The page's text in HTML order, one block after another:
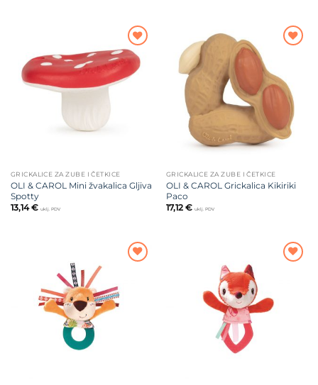
Dodajte
na listu
želja
GRICKALICE ZA ZUBE I ČETKICE
OLI & CAROL Mini žvakalica Gljiva
Spotty
13,14€ uklj. PDV
GRICKALICE ZA ZUBE I ČETKICE
OLI & CAROL Grickalica Kikiriki
Paco
17,12 € uklj. PDV